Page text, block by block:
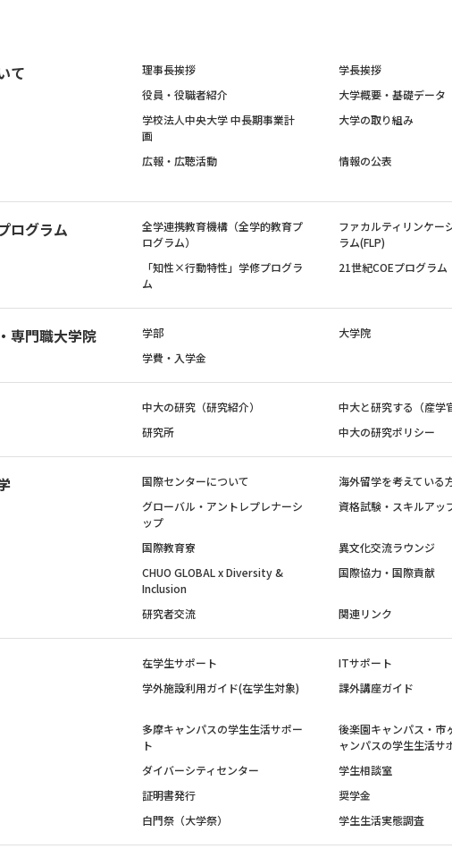
て 理事長挨拶 学長挨拶
役員・役職者紹介
大学概要・基礎データ
学校法人中央大学 中長期事業計
画
大学の取り組み
広報・広聴活動 情報の公表
ログラム
全学連携教育機構（全学的教育プ
ログラム）
ファカルティリンケー
ラム(FLP)
「知性×行動特性」学修プログラ
ム
21世紀COEプログラム
専門職大学院 学部 大学院
学費・入学金
中大の研究（研究紹介） 中大と研究する（産学
研究所
中大の研究ポリシー
国際センターについて 海外留学を考えている
グローバル・アントレプレナーシ
ップ
資格試験・スキルアッ
国際教育寮 異文化交流ラウンジ
CHUO GLOBAL x Diversity &
Inclusion
国際協力・国際貢献
研究者交流 関連リンク
在学生サポート ITサポート
学外施設利用ガイド(在学生対象)
課外講座ガイド
多摩キャンパスの学生生活サポー
ト
後楽園キャンパス・市
ャンパスの学生生活サ
ダイバーシティセンター 学生相談室
証明書発行
奨学金
白門祭（大学祭）
学生生活実態調査